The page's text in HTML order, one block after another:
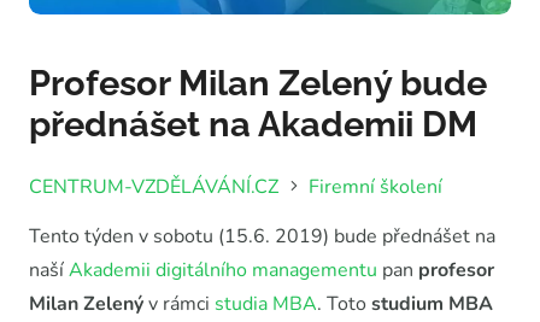
Profesor Milan Zelený bude
přednášet na Akademii DM
CENTRUM-VZDĚLÁVÁNÍ.CZ
Firemní školení
Tento týden v sobotu (15.6. 2019) bude přednášet na
našíAkademii digitálního managementu pan profesor
Milan Zelenýv rámci studia MBA. Totostudium MBA